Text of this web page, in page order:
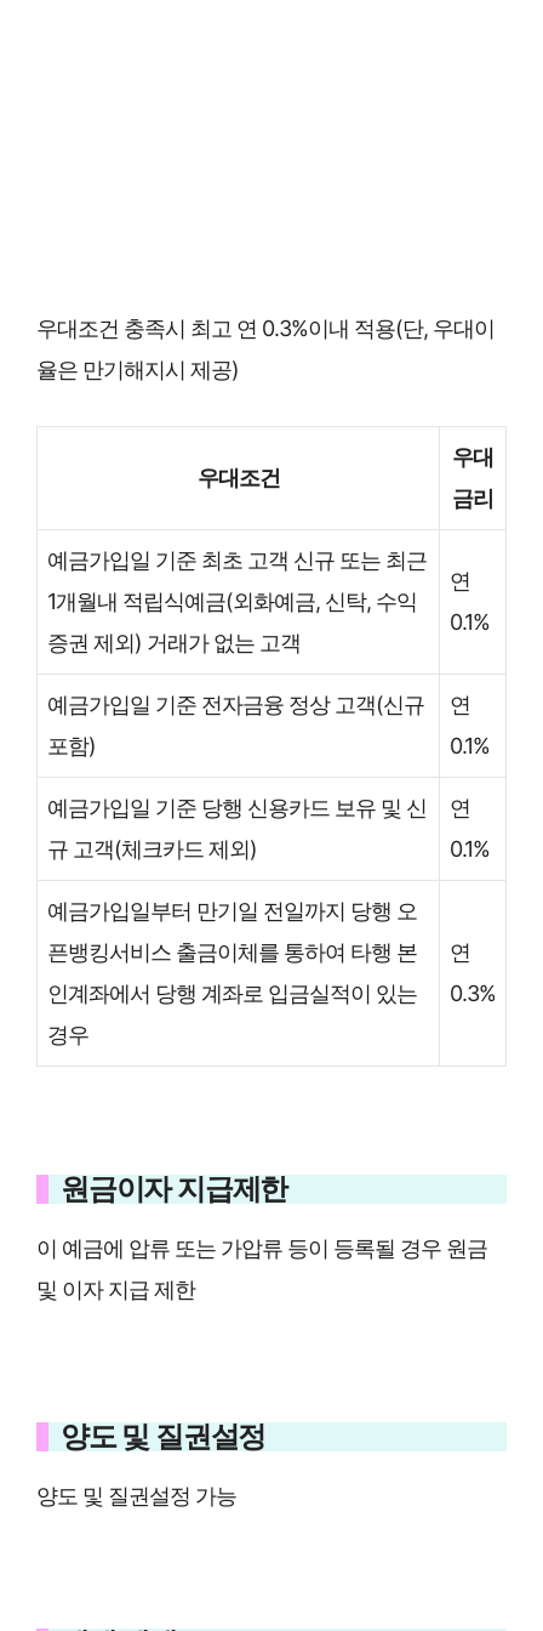
우대조건 충족시 최고 연 0.3%이내 적용(단, 우대이
율은 만기해지시 제공)
우대조건
우대
금리
예금가입일 기준 최초 고객 신규 또는 최근
1개월내 적립식예금(외화예금, 신탁, 수익
증권 제외) 거래가 없는 고객
연
0.1%
예금가입일 기준 전자금융 정상 고객(신규
포함)
연
0.1%
예금가입일 기준 당행 신용카드 보유 및 신
규 고객(체크카드 제외)
연
0.1%
예금가입일부터 만기일 전일까지 당행 오
픈뱅킹서비스 출금이체를 통하여 타행 본
인계좌에서 당행 계좌로 입금실적이 있는
경우
연
0.3%
원금이자 지급제한
이 예금에 압류 또는 가압류 등이 등록될 경우 원금
및 이자 지급 제한
양도 및 질권설정
양도 및 질권설정 가능